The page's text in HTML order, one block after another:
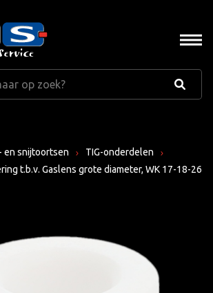
en snijtoortsen
TIG-onderdelen
t.b.v. Gaslens grote diameter, WK 17-18-26